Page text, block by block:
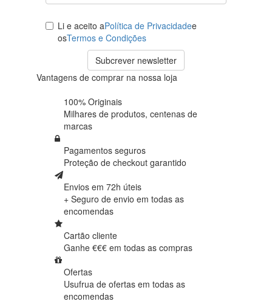
Li e aceito aPolítica de Privacidadee
osTermos e Condições
Subcrever newsletter
Vantagens de comprar na nossa loja
100% Originais
Milhares de produtos, centenas de
marcas
Pagamentos seguros
Proteção de checkout garantido
Envios em 72h úteis
+ Seguro de envio em todas as
encomendas
Cartão cliente
Ganhe €€€ em todas as compras
Ofertas
Usufrua de ofertas em todas as
encomendas